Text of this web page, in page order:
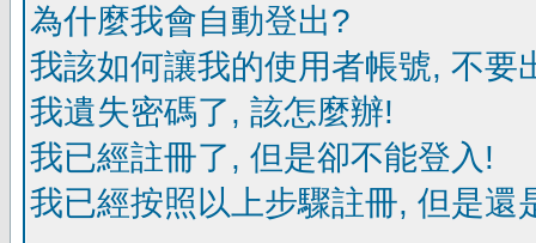
為什麼我會自動登出?
我該如何讓我的使用者帳號, 不要
我遺失密碼了, 該怎麼辦!
我已經註冊了, 但是卻不能登入!
我已經按照以上步驟註冊, 但是還